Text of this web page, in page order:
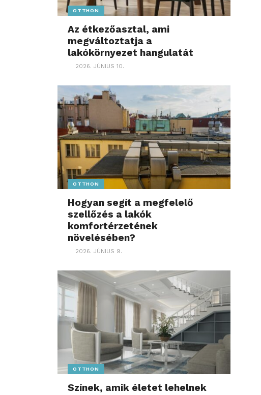
OTTHON
Az étkezőasztal, ami
megváltoztatja a
lakókörnyezet hangulatát
2026. JÚNIUS 10.
OTTHON
Hogyan segít a megfelelő
szellőzés a lakók
komfortérzetének
növelésében?
2026. JÚNIUS 9.
OTTHON
Színek, amik életet lehelnek